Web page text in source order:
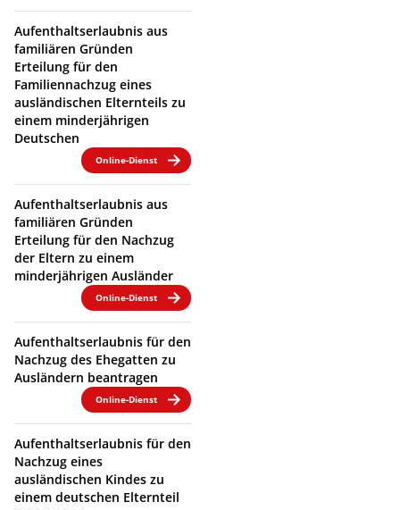
Aufenthaltserlaubnis aus
familiären Gründen
Erteilung für den
Familiennachzug eines
ausländischen Elternteils zu
einem minderjährigen
Deutschen
Online-Dienst
Aufenthaltserlaubnis aus
familiären Gründen
Erteilung für den Nachzug
der Eltern zu einem
minderjährigen Ausländer
Online-Dienst
Aufenthaltserlaubnis für den
Nachzug des Ehegatten zu
Ausländern beantragen
Online-Dienst
Aufenthaltserlaubnis für den
Nachzug eines
ausländischen Kindes zu
einem deutschen Elternteil